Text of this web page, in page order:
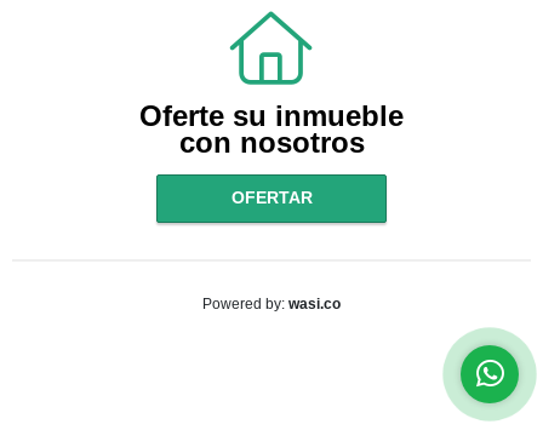
Oferte su inmueble
con nosotros
OFERTAR
Powered by: wasi.co